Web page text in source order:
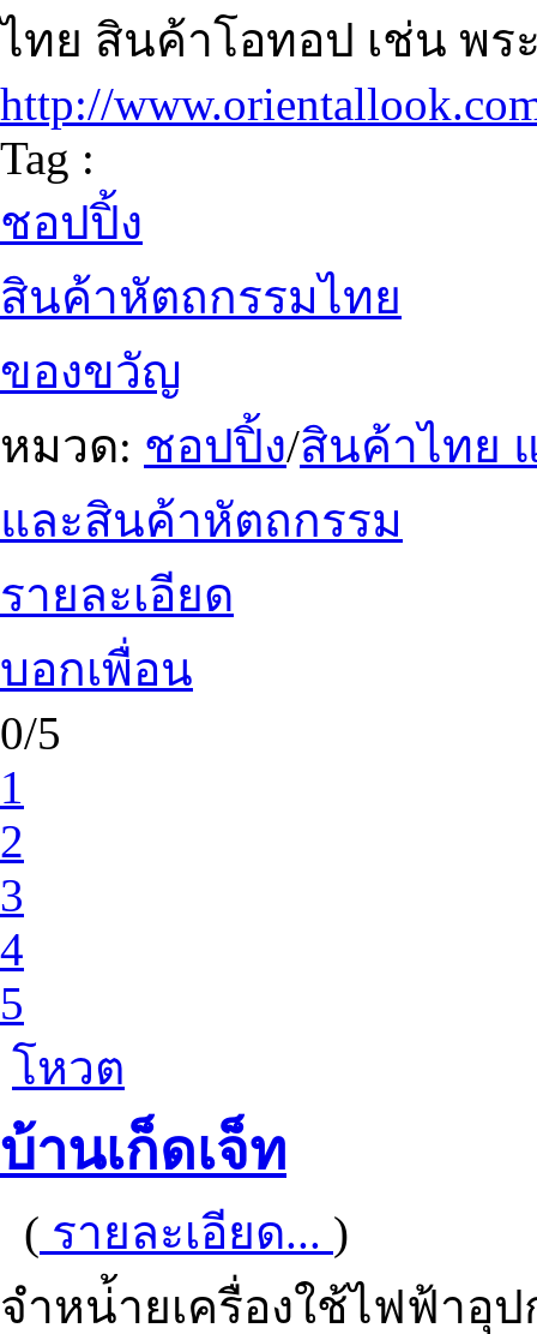
ไทย สินค้าโอทอป เช่น พ
http://
Tag :
ชอปปิ้ง
สินค้าหัตถกรรมไทย
ของขวัญ
หมวด: ชอปปิ้ง/สินค้าไทย
และสินค้าหัตถกรรม
รายละเอียด
บอกเพื่อน
0/5
1
2
3
4
5
โหวต
บ้านเก็ดเจ็ท
( รายละเอียด... )
จำหน่้ายเครื่องใช้ไฟฟ้าอุ